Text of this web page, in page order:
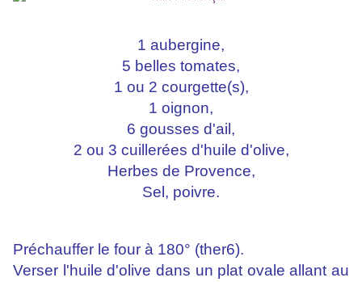
1 aubergine,
5 belles tomates,
1 ou 2 courgette(s),
1 oignon,
6 gousses d'ail,
2 ou 3 cuillerées d'huile d'olive,
Herbes de Provence,
Sel, poivre.
Préchauffer le four à 180° (ther6).
Verser l'huile d'olive dans un plat ovale allant au